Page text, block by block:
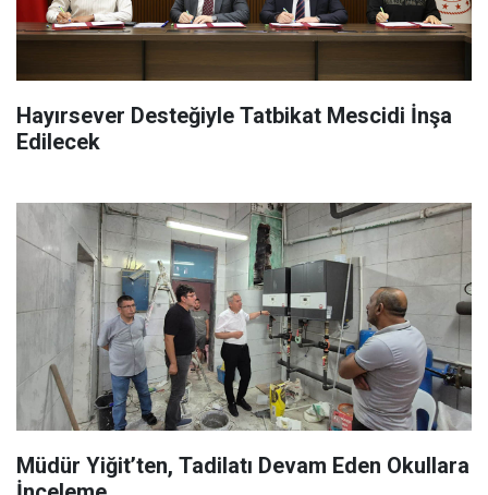
Hayırsever Desteğiyle Tatbikat Mescidi İnşa
Edilecek
Müdür Yiğit’ten, Tadilatı Devam Eden Okullara